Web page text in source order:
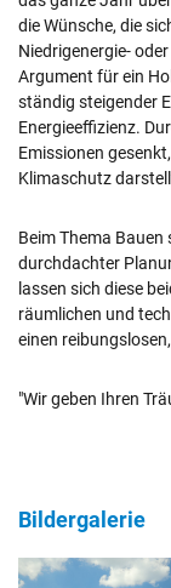
die Wünsche, die
Niedrigenergie-
Argument für ein
ständig steigender
Energieeffizienz.
Emissionen
Klimaschutz
Beim Thema Bauen
durchdachter
lassen sich diese
räumlichen und
einen
"Wir geben Ihren
Bildergalerie